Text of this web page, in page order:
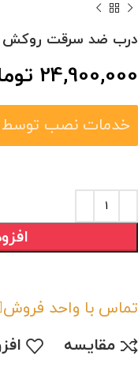
درب ضد سرقت روکش
24,900,000
خدمات نصب
تماس با واحد فروش
مقایسه